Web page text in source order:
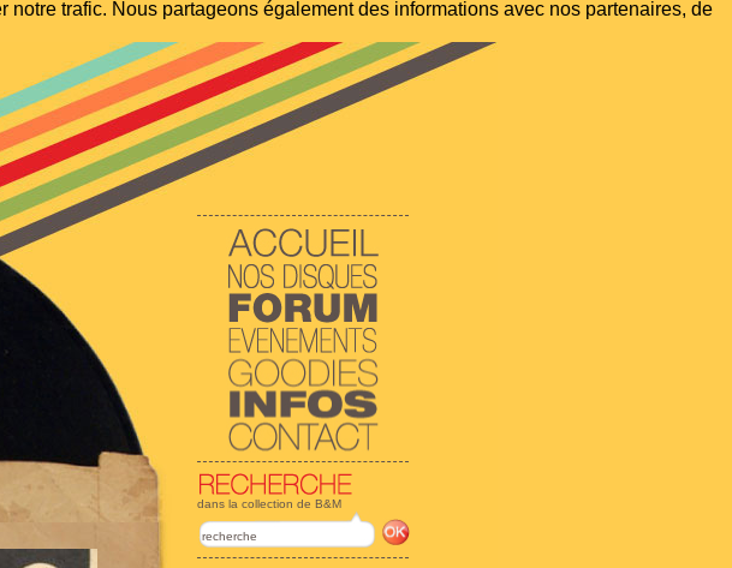
trafic. Nous partageons également des informations avec nos partenaires, de
dans la collection de B&M